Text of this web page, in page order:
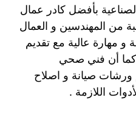
بأفضل كادر عمال
من المهندسين و العمال
و مهارة عالية مع تقديم
كما أن فني صحي
ورشات صيانة و اصلاح
اللازمة .